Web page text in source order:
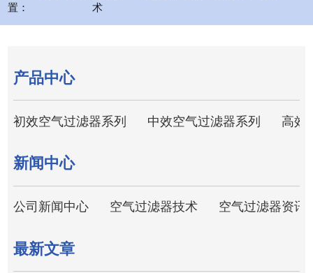
置：
术
产品中心
初效空气过滤器系列 中效空气过滤器系列 高效
新闻中心
公司新闻中心 空气过滤器技术 空气过滤器资讯
最新文章